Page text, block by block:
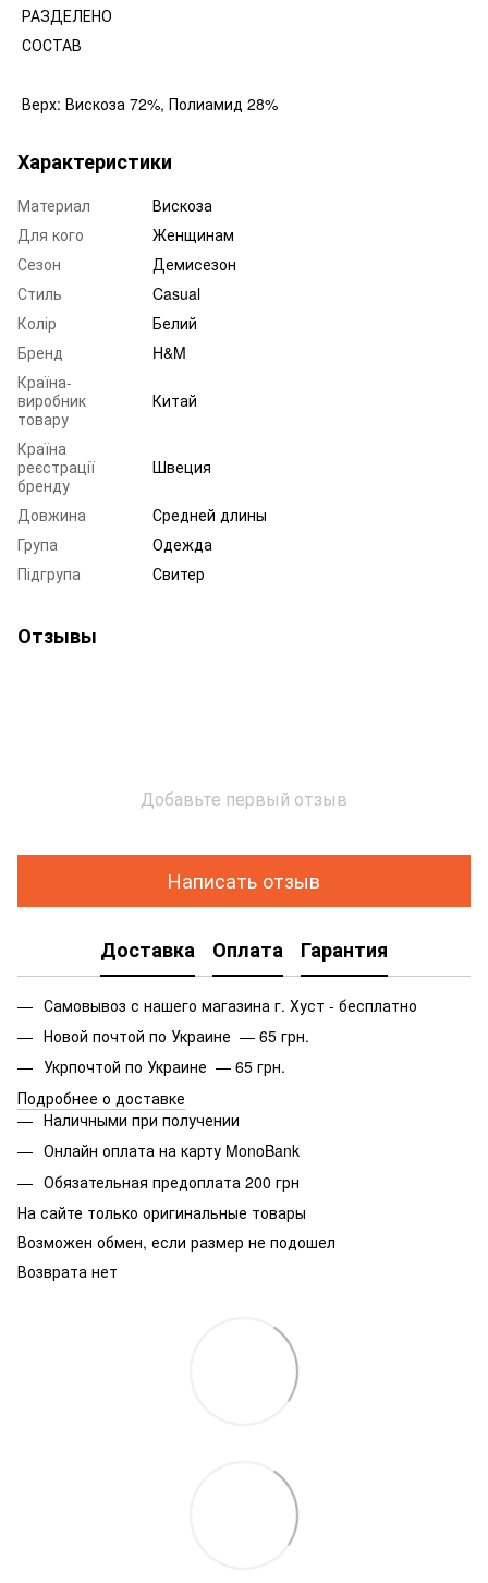
РАЗДЕЛЕНО
СОСТАВ
Верх: Вискоза 72%, Полиамид 28%
Характеристики
Материал
Вискоза
Для кого
Женщинам
Сезон
Демисезон
Стиль
Casual
Колір
Белий
Бренд
H&M
Країна-
виробник
товару
Китай
Країна
реєстрації
бренду
Швеция
Довжина
Средней длины
Група
Одежда
Підгрупа
Свитер
Отзывы
Добавьте первый отзыв
Написать отзыв
Доставка Оплата Гарантия
Самовывоз с нашего магазина г. Хуст - бесплатно
Новой почтой по Украине — 65 грн.
Укрпочтой по Украине — 65 грн.
Подробнее о доставке
Наличными при получении
Онлайн оплата на карту MonoBank
Обязательная предоплата 200 грн
На сайте только оригинальные товары
Возможен обмен, если размер не подошел
Возврата нет